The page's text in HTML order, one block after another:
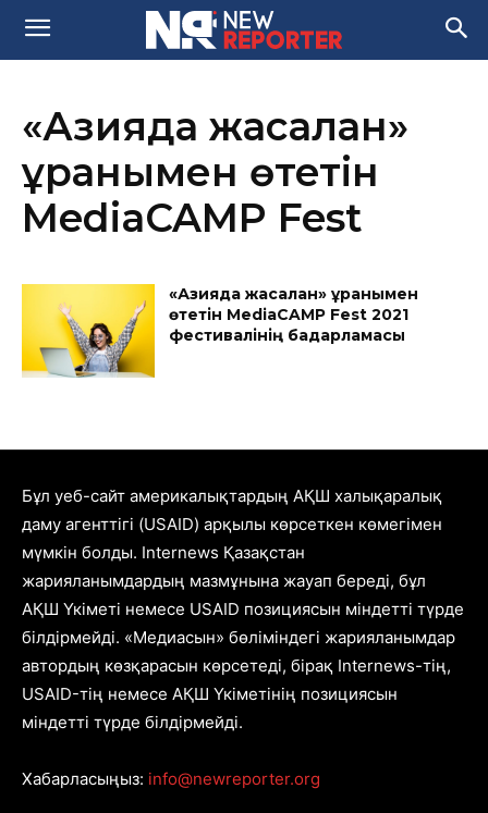
«Азияда жасалған»
ұранымен өтетін
MediaCAMP Fest
«Азияда жасалған» ұранымен
өтетін MediaCAMP Fest 2021
фестивалінің бағдарламасы
Бұл уеб-сайт америкалықтардың АҚШ халықаралық
даму агенттігі (USAID) арқылы көрсеткен көмегімен
мүмкін болды. Internews Қазақстан
жарияланымдардың мазмұнына жауап береді, бұл
АҚШ Үкіметі немесе USAID позициясын міндетті түрде
білдірмейді. «Медиасын» бөліміндегі жарияланымдар
автордың көзқарасын көрсетеді, бірақ Internews-тің,
USAID-тің немесе АҚШ Үкіметінің позициясын
міндетті түрде білдірмейді.
Хабарласыңыз: info@newreporter.org